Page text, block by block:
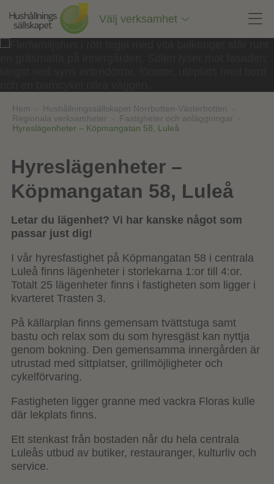
innehåll
sidan
Välj verksamhet
Hem Hushållningssällskapet Norrbotten-Västerbotten
Regionala verksamheter
Fastigheter och anläggningar
Hyreslägenheter – Köpmangatan 58, Luleå
Hyreslägenheter –
Köpmangatan 58, Luleå
Letar du lägenhet? Vi har kanske något som
passar just dig!
I vår hyresfastighet på Köpmangatan 58 i centrala
Luleå finns lägenheter i storlekarna 1:or till 4:or.
Totalt 25 lägenheter finns i fastigheten som ligger i
kvarteret Trasten 3.
På källarplan finns gemensam tvättstuga samt
bastu och relax som du som hyresgäst kan nyttja
genom bokning. Den gemensamma innergården är
utrustad med sittplatser, grillmöjligheter och
cykelförvaring.
Fastigheten ligger granne med vackra Floras kulle
där lekplats finns.
Ett stenkast från bostaden når du hela centrala
Luleås utbud av butiker, restauranger, kulturliv och
service.